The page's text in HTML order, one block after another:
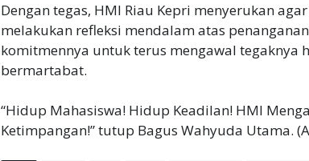
Dengan tegas, HMI Riau Kepri menyerukan
melakukan refleksi mendalam atas
komitmennya untuk terus mengawal tegaknya
bermartabat.
“Hidup Mahasiswa! Hidup Keadilan! HMI
Ketimpangan!” tutup Bagus Wahyuda Utama.